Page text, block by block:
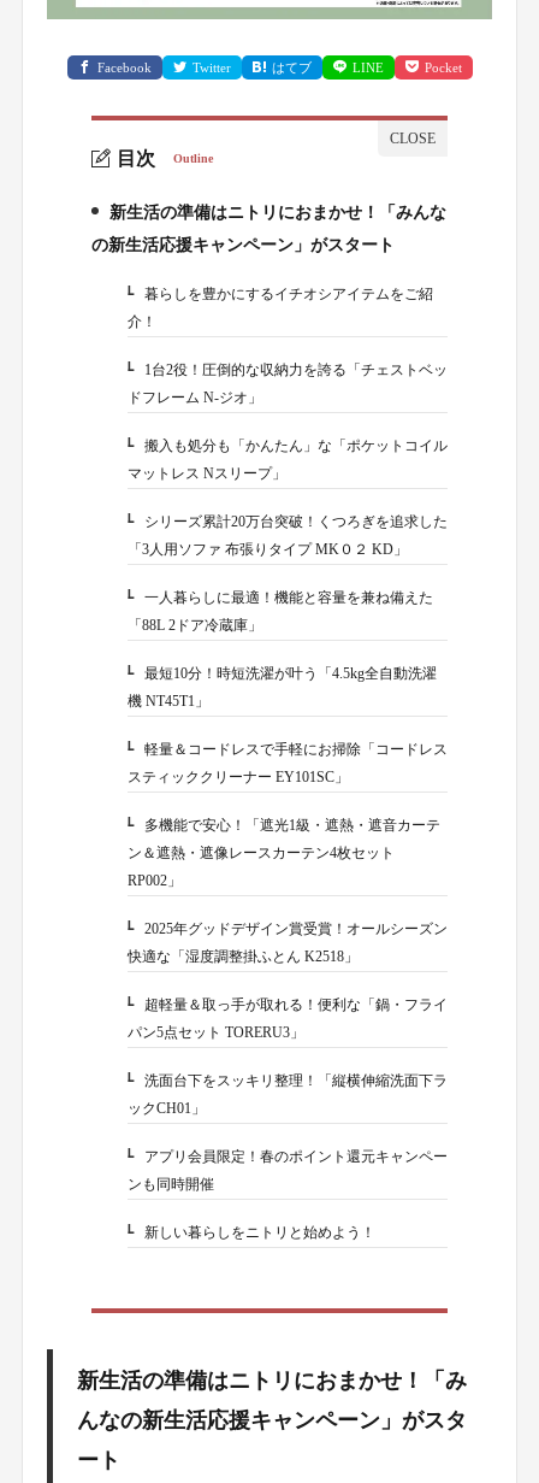
Facebook Twitter はてブ LINE Pocket
目次 Outline
1.
新生活の準備はニトリにおまかせ！「みんな
の新生活応援キャンペーン」がスタート
1-1.暮らしを豊かにするイチオシアイテムをご紹
介！
1-1-1.1台2役！圧倒的な収納力を誇る「チェストベッ
ドフレーム N-ジオ」
1-1-2.
搬入も処分も「かんたん」な「ポケットコイル
マットレス Nスリープ」
1-1-3.シリーズ累計20万台突破！くつろぎを追求した
「3人用ソファ 布張りタイプ MK０２ KD」
1-1-4.
一人暮らしに最適！機能と容量を兼ね備えた
「88L 2ドア冷蔵庫」
1-1-5.
最短10分！時短洗濯が叶う「4.5kg全自動洗濯
機 NT45T1」
1-1-6.
軽量＆コードレスで手軽にお掃除「コードレス
スティッククリーナー EY101SC」
1-1-7.多機能で安心！「遮光1級・遮熱・遮音カーテ
ン＆遮熱・遮像レースカーテン4枚セット
RP002」
1-1-8.
2025年グッドデザイン賞受賞！オールシーズン
快適な「湿度調整掛ふとん K2518」
1-1-9.超軽量＆取っ手が取れる！便利な「鍋・フライ
パン5点セット TORERU3」
1-1-10.
洗面台下をスッキリ整理！「縦横伸縮洗面下ラ
ックCH01」
1-2.アプリ会員限定！春のポイント還元キャンペー
ンも同時開催
1-3.新しい暮らしをニトリと始めよう！
新生活の準備はニトリにおまかせ！「み
んなの新生活応援キャンペーン」がスタ
ート